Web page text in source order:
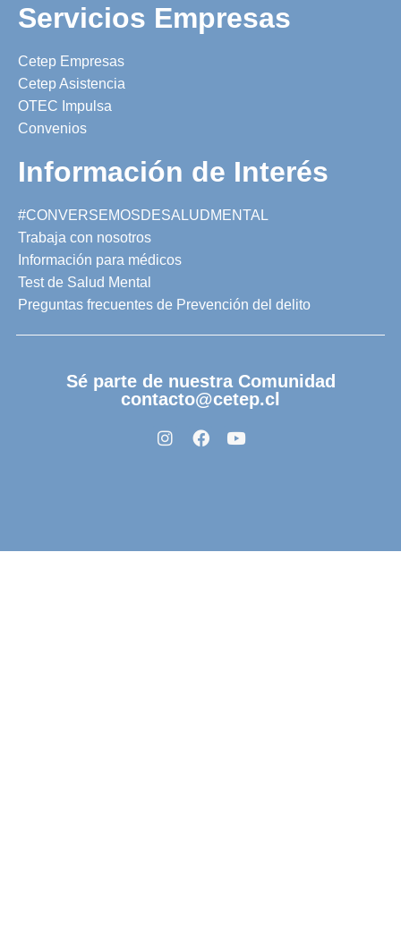
Servicios Empresas
Cetep Empresas
Cetep Asistencia
OTEC Impulsa
Convenios
Información de Interés
#CONVERSEMOSDESALUDMENTAL
Trabaja con nosotros
Información para médicos
Test de Salud Mental
Preguntas frecuentes de Prevención del delito
Sé parte de nuestra Comunidad
contacto@cetep.cl